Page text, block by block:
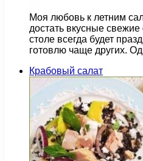
Моя любовь к летним
достать вкусные
столе всегда будет
готовлю чаще других.
Крабовый салат